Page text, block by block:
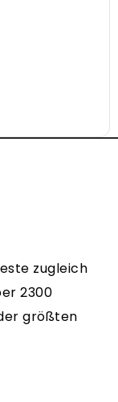
zugleich
2300
größten